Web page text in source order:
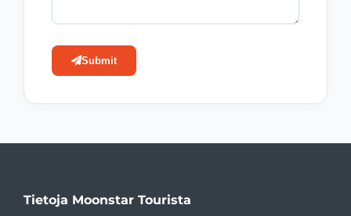
Submit
Tietoja Moonstar Tourista